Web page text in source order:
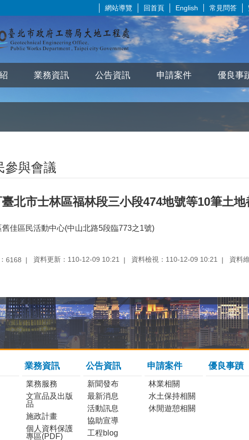
網站導覽 回首頁 English 常見問答
業務資訊 公告資訊 申請案件 優良事
參與會議
北市士林區福林段三小段474地號等10筆土
舊佳區民活動中心(中山北路5段臨773之1號)
6168 資料更新：110-12-09 10:21 資料檢視：110-12-09 10:21 資料
業務資訊
業務服務
文宣品及出版
品
施政計畫
個人資料保護
專區(PDF)
公告資訊
新聞發布
最新消息
活動訊息
協助宣導
工程blog
申請案件
林業相關
水土保持相關
休閒遊憩相關
優良事蹟